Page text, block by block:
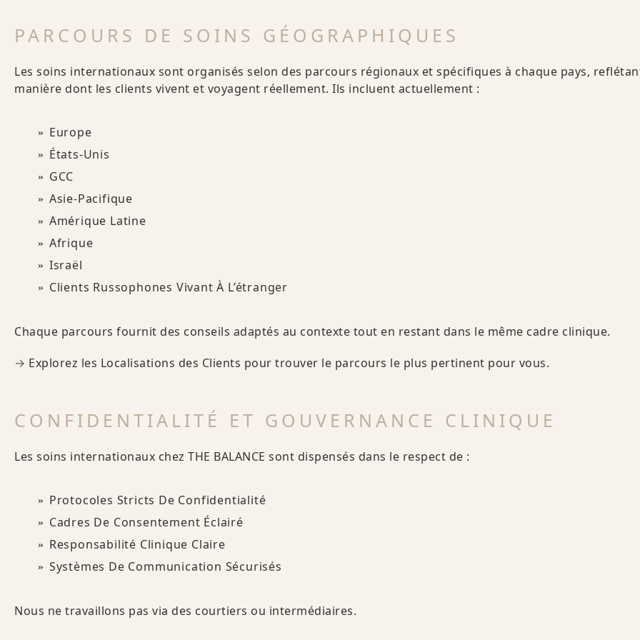
PARCOURS DE SOINS GÉOGRAPHIQUES
Les soins internationaux sont organisés selon des parcours régionaux et spécifiques à chaque pays,
manière dont les clients vivent et voyagent réellement. Ils incluent actuellement :
Europe
États-Unis
GCC
Asie-Pacifique
Amérique Latine
Afrique
Israël
Clients Russophones Vivant À L’étranger
Chaque parcours fournit des conseils adaptés au contexte tout en restant dans le même cadre clinique.
→ Explorez les Localisations des Clients pour trouver le parcours le plus pertinent pour vous.
CONFIDENTIALITÉ ET GOUVERNANCE CLINIQUE
Les soins internationaux chez THE BALANCE sont dispensés dans le respect de :
Protocoles Stricts De Confidentialité
Cadres De Consentement Éclairé
Responsabilité Clinique Claire
Systèmes De Communication Sécurisés
Nous ne travaillons pas via des courtiers ou intermédiaires.